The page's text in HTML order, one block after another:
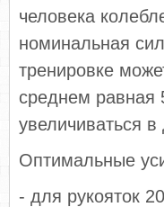
человека
номинальная
тренировке
среднем равная
увеличиваться
Оптимальные
- для рукояток